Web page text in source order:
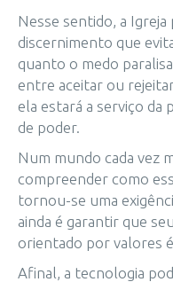
Nesse sentido, a
discernimento que
quanto o medo
entre aceitar ou
ela estará a serviço da
de poder.
Num mundo cada vez
compreender como
tornou-se uma
ainda é garantir que
orientado por valores
Afinal, a tecnologia